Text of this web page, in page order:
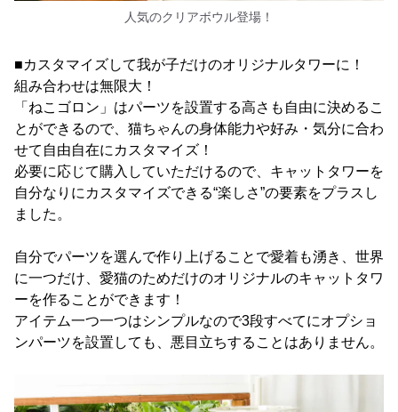
人気のクリアボウル登場！
■カスタマイズして我が子だけのオリジナルタワーに！
組み合わせは無限大！
「ねこゴロン」はパーツを設置する高さも自由に決めるこ
とができるので、猫ちゃんの身体能力や好み・気分に合わ
せて自由自在にカスタマイズ！
必要に応じて購入していただけるので、キャットタワーを
自分なりにカスタマイズできる“楽しさ”の要素をプラスし
ました。
自分でパーツを選んで作り上げることで愛着も湧き、世界
に一つだけ、愛猫のためだけのオリジナルのキャットタワ
ーを作ることができます！
アイテム一つ一つはシンプルなので3段すべてにオプショ
ンパーツを設置しても、悪目立ちすることはありません。